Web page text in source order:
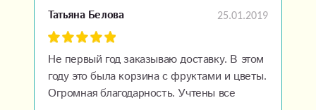
раз Вам за оперативность, хорошее
настроение, которое дарите людям)
Татьяна Белова 25.01.2019
Не первый год заказываю доставку. В этом
году это была корзина с фруктами и цветы.
Огромная благодарность. Учтены все